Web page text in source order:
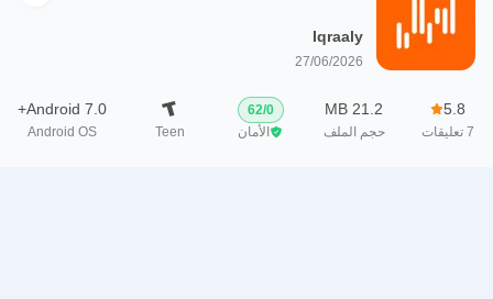
Iqraaly
27/06/2026
5.8
7 تعليقات
21.2 MB
حجم الملف
0
/
62
الأمان
Teen
Android 7.0+
Android OS